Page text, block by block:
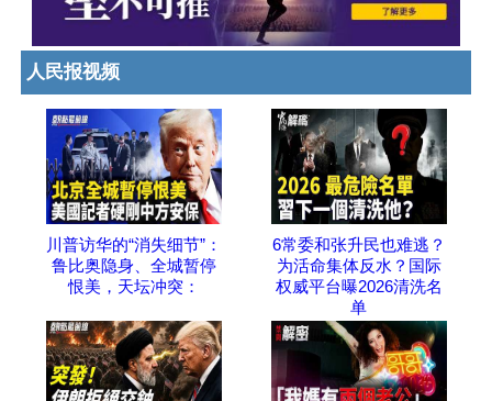
人民报视频
川普访华的“消失细节”：
鲁比奥隐身、全城暂停
恨美，天坛冲突：
6常委和张升民也难逃？
为活命集体反水？国际
权威平台曝2026清洗名
单